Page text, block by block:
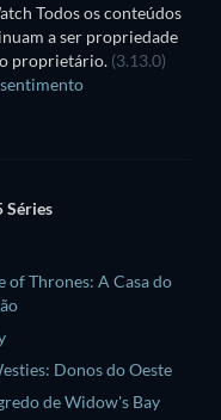
Todos os conteúdos
a ser propriedade
proprietário. (3.13.0)
Séries
of Thrones: A Casa do
Donos do Oeste
de Widow's Bay